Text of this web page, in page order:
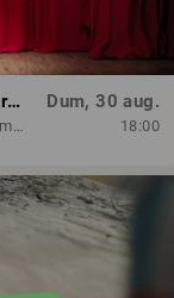
Fragmente dintr-un atelier – (regia Bogdan Mureșanu) – AG
Centrul Internațional de Artă Contemporană - Baia Turcească Iași
Dum, 30 aug.
18:00